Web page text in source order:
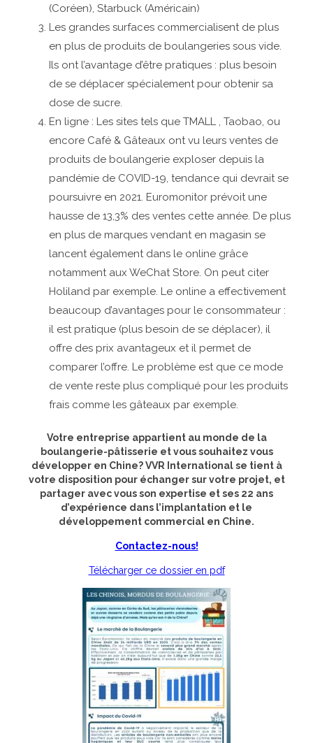
(Coréen), Starbuck (Américain)
Les grandes surfaces commercialisent de plus
en plus de produits de boulangeries sous vide.
Ils ont l’avantage d’être pratiques : plus besoin
de se déplacer spécialement pour obtenir sa
dose de sucre.
En ligne : Les sites tels que TMALL , Taobao, ou
encore Café & Gâteaux ont vu leurs ventes de
produits de boulangerie exploser depuis la
pandémie de COVID-19, tendance qui devrait se
poursuivre en 2021. Euromonitor prévoit une
hausse de 13,3% des ventes cette année. De plus
en plus de marques vendant en magasin se
lancent également dans le online grâce
notamment aux WeChat Store. On peut citer
Holiland par exemple. Le online a effectivement
beaucoup d’avantages pour le consommateur :
il est pratique (plus besoin de se déplacer), il
offre des prix avantageux et il permet de
comparer l’offre. Le problème est que ce mode
de vente reste plus compliqué pour les produits
frais comme les gâteaux par exemple.
Votre entreprise appartient au monde de la
boulangerie-pâtisserie et vous souhaitez vous
développer en Chine? VVR International se tient à
votre disposition pour échanger sur votre projet, et
partager avec vous son expertise et ses 22 ans
d’expérience dans l’implantation et le
développement commercial en Chine.
Contactez-nous!
Télécharger ce dossier en pdf